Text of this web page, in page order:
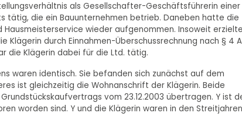
als Gesellschafter-Geschäftsführerin einer
tätig, die ein Bauunternehmen betrieb. Daneben hatte die
Hausmeisterservice wieder aufgenommen. Insoweit erzielte
durch Einnahmen-Überschussrechnung nach § 4
die Klägerin dabei für die Ltd. tätig.
waren identisch. Sie befanden sich zunächst auf dem
ist gleichzeitig die Wohnanschrift der Klägerin. Beide
vom 23.12.2003 übertragen. Y ist
worden sind. Y und die Klägerin waren in den Streitjahren